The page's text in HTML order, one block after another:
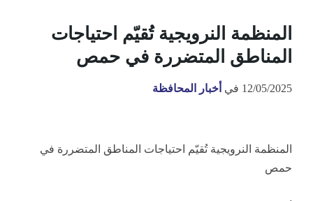
المنظمة النرويجية تُقيّم احتياجات
المناطق المتضررة في حمص
12/05/2025 في أخبار المحافظة
المنظمة النرويجية تُقيّم احتياجات المناطق المتضررة في
حمص